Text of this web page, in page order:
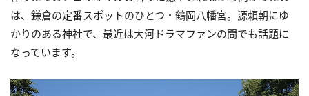
は、鎌倉の定番スポットのひとつ・鶴岡八幡宮。源頼朝にゆ
かりのある神社で、最近は大河ドラマファンの間でも話題に
なっています。